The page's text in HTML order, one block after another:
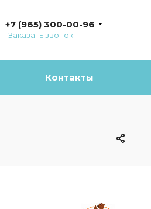
+7 (965) 300-00-96
Заказать звонок
Контакты